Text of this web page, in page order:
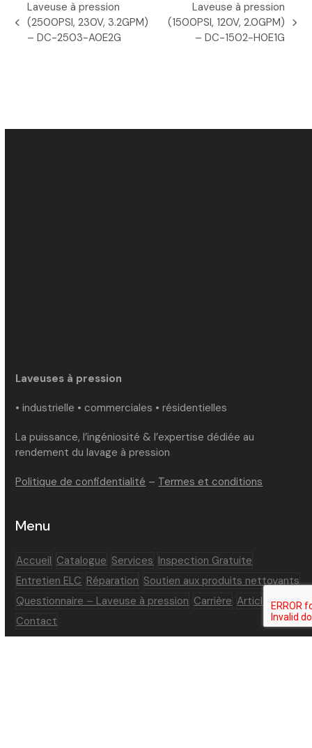
previous
post:
Laveuse à pression
(2500PSI, 230V, 3.2GPM)
– DC-2503-A0E2G
next
Laveuse à pression
(1500PSI, 120V, 2.0GPM)
– DC-1502-H0E1G
Laveuses à pression
• industrielle • commerciales • résidentielles
La puissance, l’ingéniosité & l’expertise dédiée au
rendement du lavage à pression
Politique de confidentialité – Termes et conditions
Menu
Accueil Catalogue Services Inspection Gratuite
Entretien ELC Réparation Soutien aux produits nettoyants
Questionnaire – Laveuse à pression Carrière Articles
Contact